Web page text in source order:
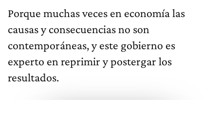
Porque muchas veces en economía las
causas y consecuencias no son
contemporáneas, y este gobierno es
experto en reprimir y postergar los
resultados.